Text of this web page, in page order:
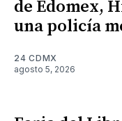
de Edomex,
una policía
24 CDMX
agosto 5, 2026